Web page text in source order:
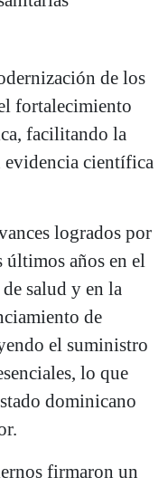
de los
fortalecimiento
facilitando la
evidencia científica
logrados por
años en el
salud y en la
de
el suministro
lo que
dominicano
firmaron un